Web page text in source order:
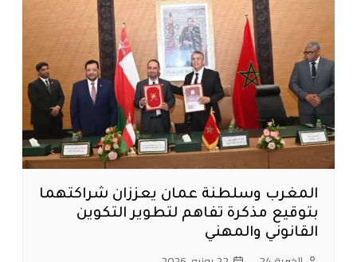
المغرب وسلطنة عمان يعززان شراكتهما
بتوقيع مذكرة تفاهم لتطوير التكوين
القانوني والمهني